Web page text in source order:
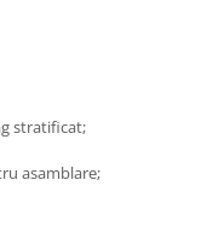
stratificat;
asamblare;